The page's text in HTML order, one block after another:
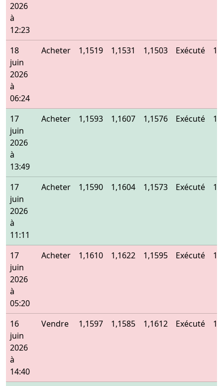
2026
à
12:23
18
juin
2026
à
06:24
Acheter 1,1519 1,1531 1,1503 Exécuté
17
juin
2026
à
13:49
Acheter 1,1593 1,1607 1,1576 Exécuté
17
juin
2026
à
11:11
Acheter 1,1590 1,1604 1,1573 Exécuté
17
juin
2026
à
05:20
Acheter 1,1610 1,1622 1,1595 Exécuté
16
juin
2026
à
14:40
Vendre 1,1597 1,1585 1,1612 Exécuté